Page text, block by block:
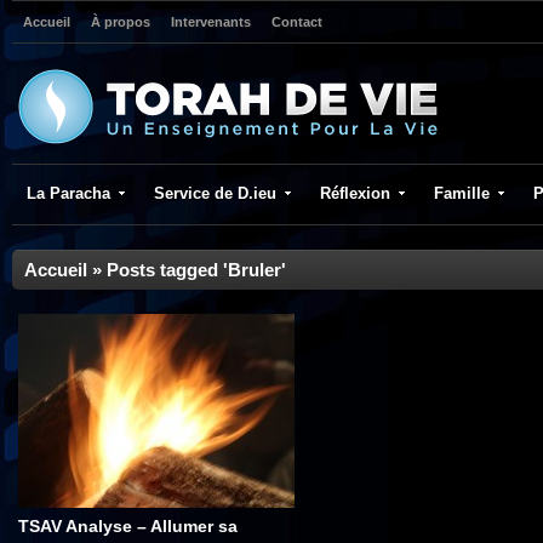
Accueil À propos Intervenants Contact
La Paracha Service de D.ieu Réflexion Famille
Accueil » Posts tagged 'Bruler'
TSAV Analyse – Allumer sa